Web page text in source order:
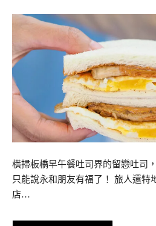
橫掃板橋早午餐吐司界的留戀吐司
只能說永和朋友有福了！ 旅人還特
店…